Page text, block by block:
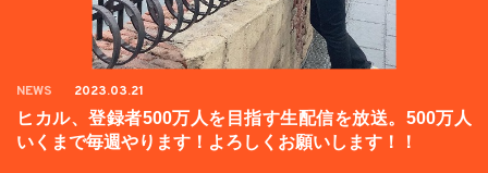
NEWS 2023.03.21
ヒカル、登録者500万人を目指す生配信を放送。500万人
いくまで毎週やります！よろしくお願いします！！